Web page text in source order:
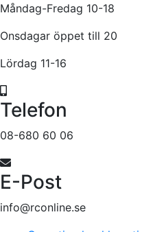
Måndag-Fredag 10-18
Onsdagar öppet till 20
Lördag 11-16
Telefon
08-680 60 06
E-Post
info@rconline.se